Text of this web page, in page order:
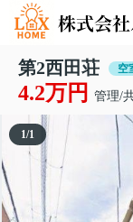
第2西田荘 空
4.2万円 管理/
1/1